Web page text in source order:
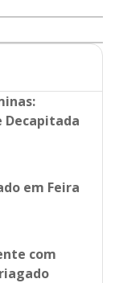
Decapitada
em Feira
com